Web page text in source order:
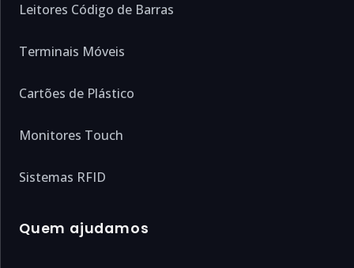
Leitores Código de Barras
Terminais Móveis
Cartões de Plástico
Monitores Touch
Sistemas RFID
Quem ajudamos